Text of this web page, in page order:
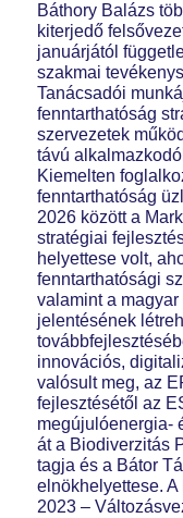
Báthory Balázs
kiterjedő
januárjától
szakmai
Tanácsadói
fenntarthatóság
szervezetek
távú
Kiemelten
fenntarthatóság
2026 között a
stratégiai
helyettese volt,
fenntarthatósági
valamint a
jelentésének
innovációs,
valósult meg, az
fejlesztésétől az
megújulóenergia-
át a Biodiverzitás
tagja és a Bátor
elnökhelyettese.
2023 –